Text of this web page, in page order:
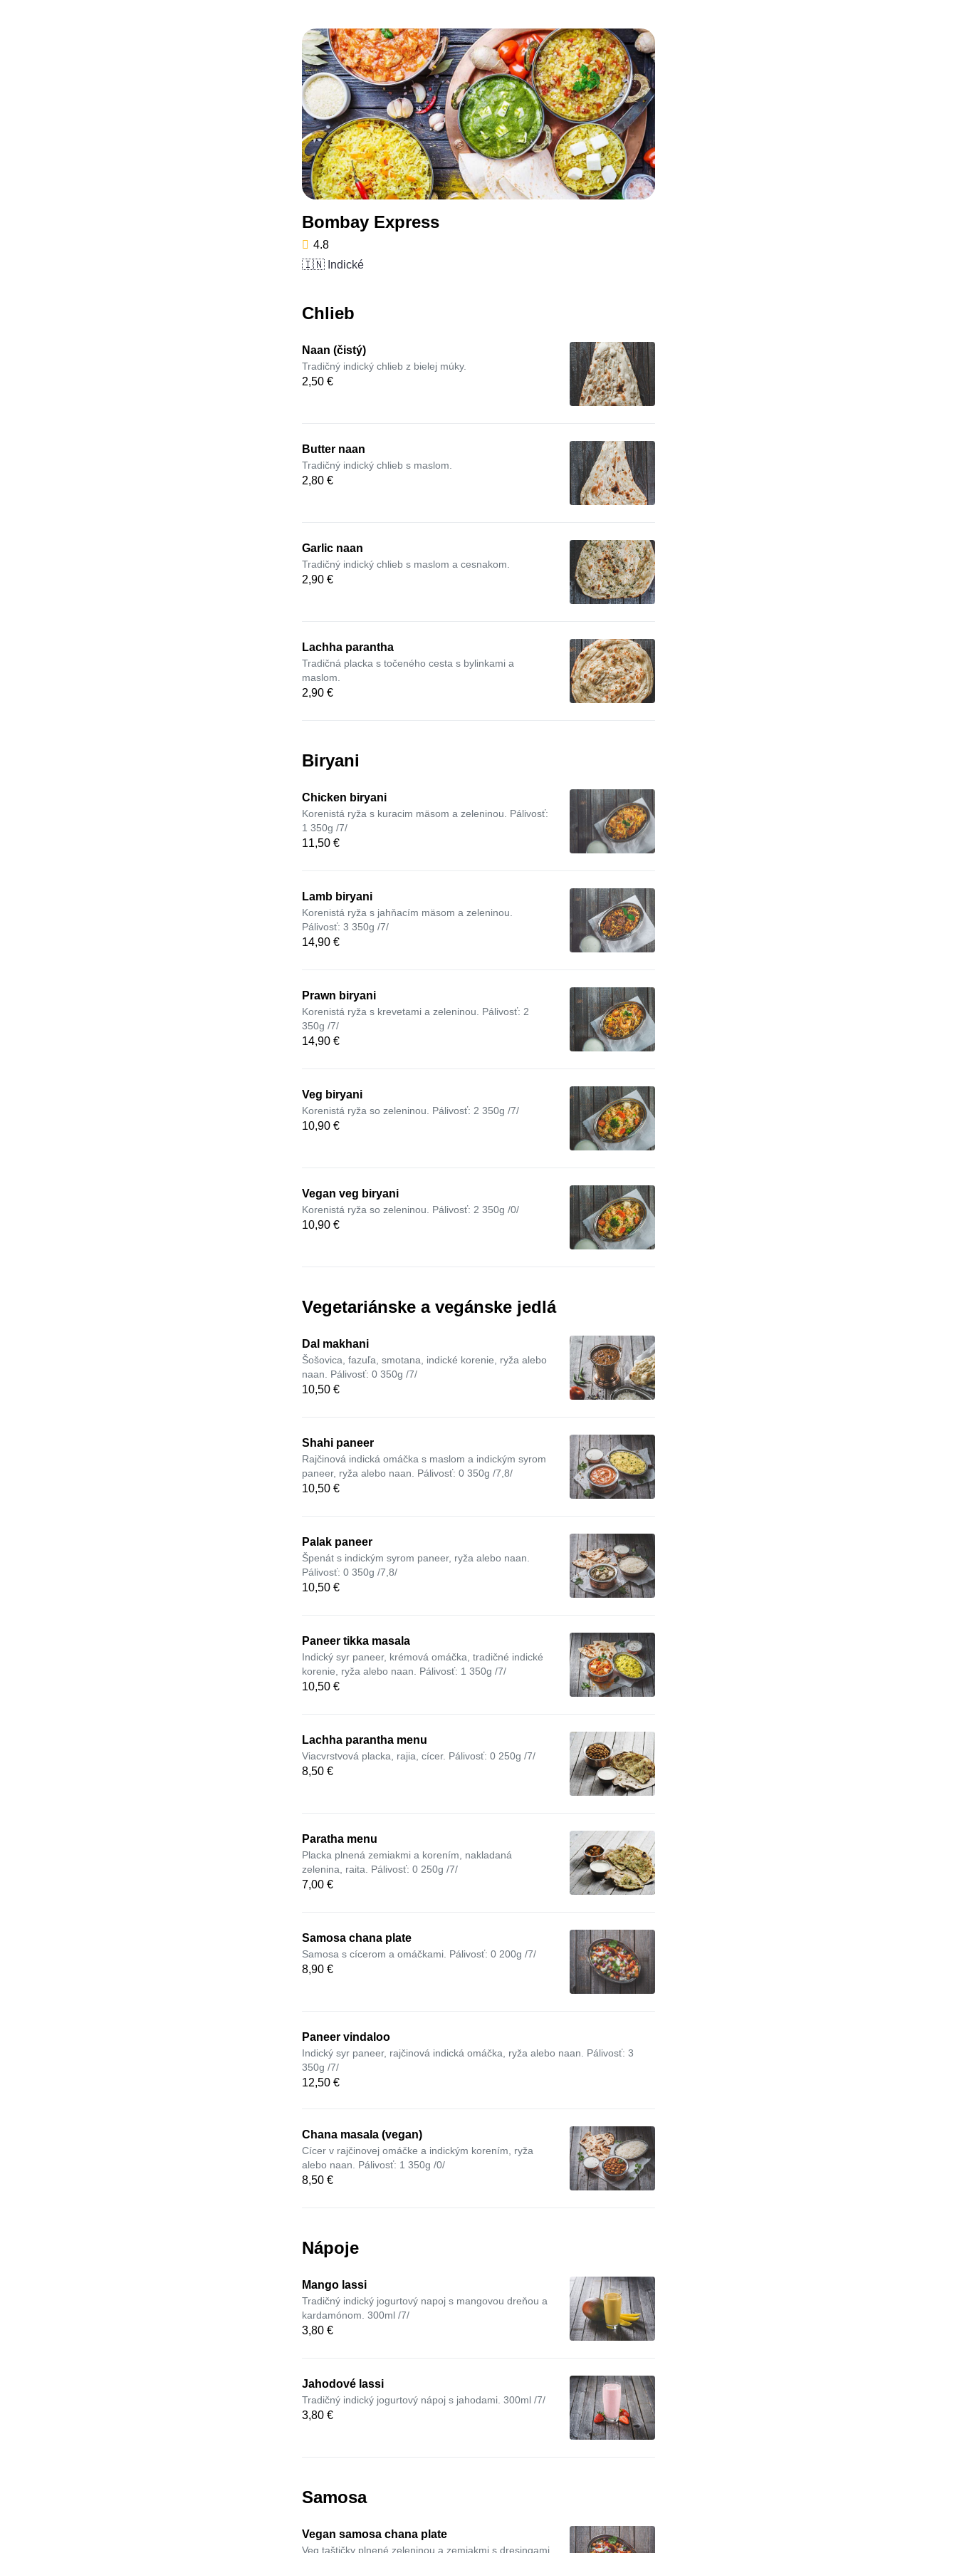
Bombay Express
4.8
🇮🇳 Indické
Chlieb
Naan (čistý)
Tradičný indický chlieb z bielej múky.
2,50 €
Butter naan
Tradičný indický chlieb s maslom.
2,80 €
Garlic naan
Tradičný indický chlieb s maslom a cesnakom.
2,90 €
Lachha parantha
Tradičná placka s točeného cesta s bylinkami a
maslom.
2,90 €
Biryani
Chicken biryani
Korenistá ryža s kuracim mäsom a zeleninou. Pálivosť:
1 350g /7/
11,50 €
Lamb biryani
Korenistá ryža s jahňacím mäsom a zeleninou.
Pálivosť: 3 350g /7/
14,90 €
Prawn biryani
Korenistá ryža s krevetami a zeleninou. Pálivosť: 2
350g /7/
14,90 €
Veg biryani
Korenistá ryža so zeleninou. Pálivosť: 2 350g /7/
10,90 €
Vegan veg biryani
Korenistá ryža so zeleninou. Pálivosť: 2 350g /0/
10,90 €
Vegetariánske a vegánske jedlá
Dal makhani
Šošovica, fazuľa, smotana, indické korenie, ryža alebo
naan. Pálivosť: 0 350g /7/
10,50 €
Shahi paneer
Rajčinová indická omáčka s maslom a indickým syrom
paneer, ryža alebo naan. Pálivosť: 0 350g /7,8/
10,50 €
Palak paneer
Špenát s indickým syrom paneer, ryža alebo naan.
Pálivosť: 0 350g /7,8/
10,50 €
Paneer tikka masala
Indický syr paneer, krémová omáčka, tradičné indické
korenie, ryža alebo naan. Pálivosť: 1 350g /7/
10,50 €
Lachha parantha menu
Viacvrstvová placka, rajia, cícer. Pálivosť: 0 250g /7/
8,50 €
Paratha menu
Placka plnená zemiakmi a korením, nakladaná
zelenina, raita. Pálivosť: 0 250g /7/
7,00 €
Samosa chana plate
Samosa s cícerom a omáčkami. Pálivosť: 0 200g /7/
8,90 €
Paneer vindaloo
Indický syr paneer, rajčinová indická omáčka, ryža alebo naan. Pálivosť: 3
350g /7/
12,50 €
Chana masala (vegan)
Cícer v rajčinovej omáčke a indickým korením, ryža
alebo naan. Pálivosť: 1 350g /0/
8,50 €
Nápoje
Mango lassi
Tradičný indický jogurtový napoj s mangovou dreňou a
kardamónom. 300ml /7/
3,80 €
Jahodové lassi
Tradičný indický jogurtový nápoj s jahodami. 300ml /7/
3,80 €
Samosa
Vegan samosa chana plate
Veg taštičky plnené zeleninou a zemiakmi s dresingami,